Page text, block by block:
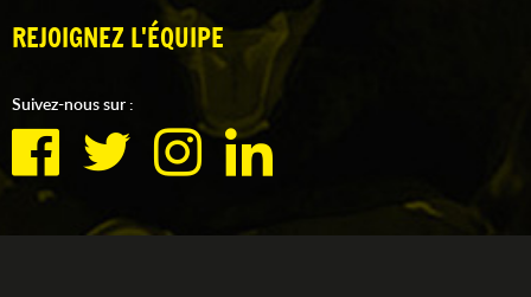
REJOIGNEZ L'ÉQUIPE
Suivez-nous sur :